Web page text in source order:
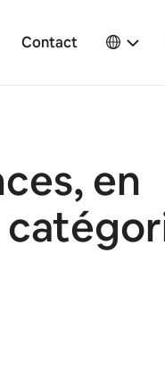
Contact
en